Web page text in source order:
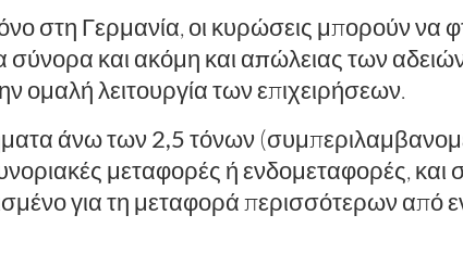
στη Γερμανία, οι κυρώσεις μπορούν να
σύνορα και ακόμη και απώλειας των
ομαλή λειτουργία των επιχειρήσεων.
άνω των 2,5 τόνων
μεταφορές ή ενδομεταφορές, και
για τη μεταφορά περισσότερων